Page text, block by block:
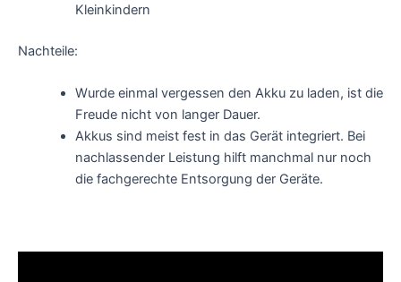
Kleinkindern
Nachteile:
Wurde einmal vergessen den Akku zu laden, ist die
Freude nicht von langer Dauer.
Akkus sind meist fest in das Gerät integriert. Bei
nachlassender Leistung hilft manchmal nur noch
die fachgerechte Entsorgung der Geräte.